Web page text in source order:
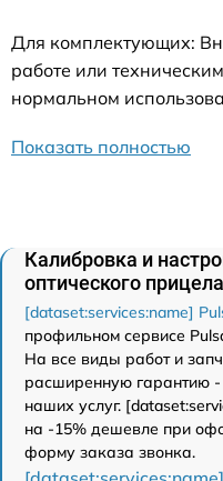
Для комплектующих:
работе или
нормальном
Показать полностью
Калибровка и
оптического
[dataset:services:name]
профильном сервисе
На все виды работ и
расширенную гарантию -
наших услуг.
на -15% дешевле при
форму заказа звонка.